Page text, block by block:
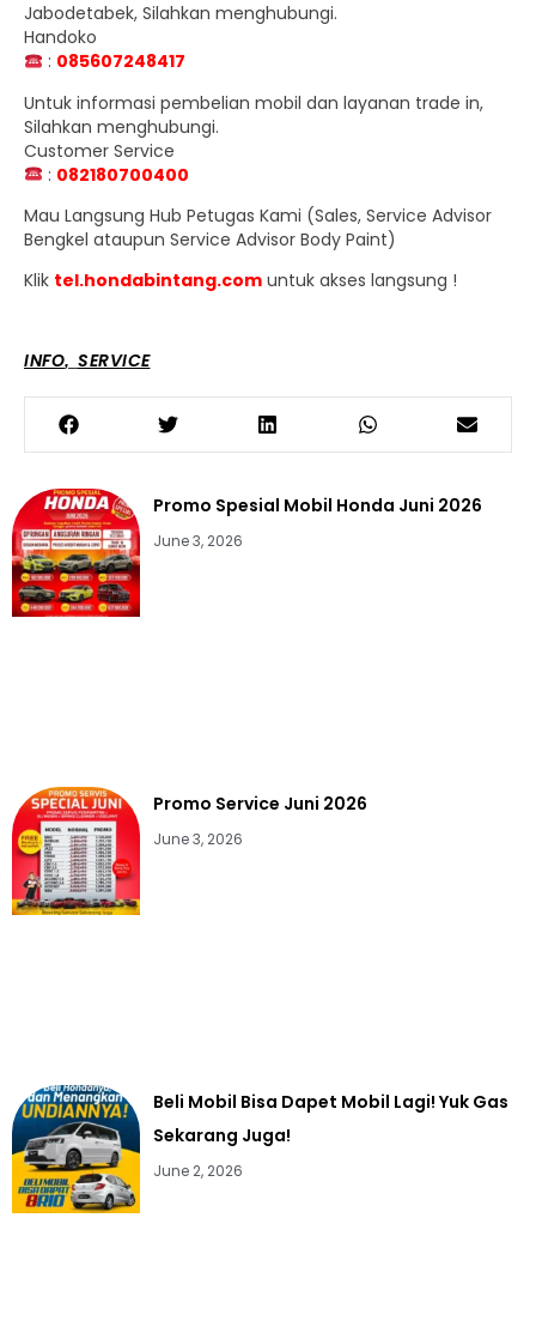
Jabodetabek, Silahkan menghubungi.
Handoko
: 085607248417
Untuk informasi pembelian mobil dan layanan trade in,
Silahkan menghubungi.
Customer Service
: 082180700400
Mau Langsung Hub Petugas Kami (Sales, Service Advisor
Bengkel ataupun Service Advisor Body Paint)
Klik tel.hondabintang.com untuk akses langsung !
INFO, SERVICE
Promo Spesial Mobil Honda Juni 2026
June 3, 2026
Promo Service Juni 2026
June 3, 2026
Beli Mobil Bisa Dapet Mobil Lagi! Yuk Gas
Sekarang Juga!
June 2, 2026